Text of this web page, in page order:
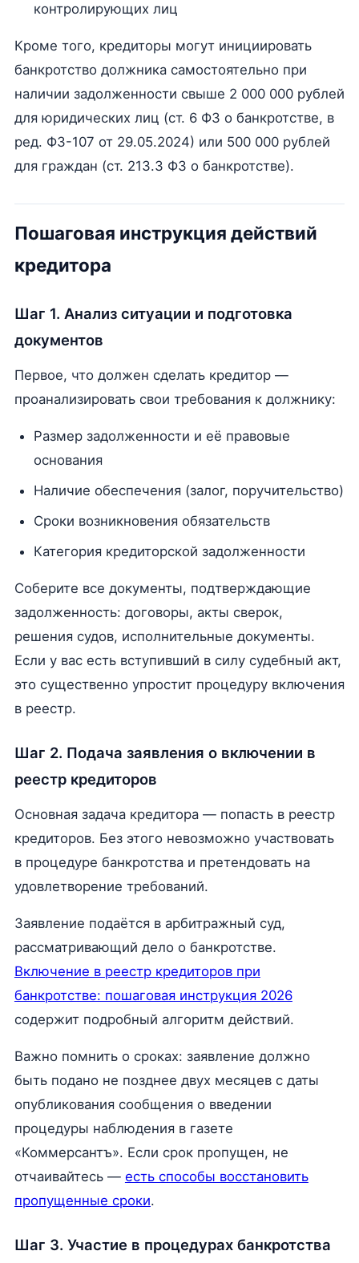
контролирующих лиц
Кроме того, кредиторы могут инициировать
банкротство должника самостоятельно при
наличии задолженности свыше 2 000 000 рублей
для юридических лиц (ст. 6 ФЗ о банкротстве, в
ред. ФЗ-107 от 29.05.2024) или 500 000 рублей
для граждан (ст. 213.3 ФЗ о банкротстве).
Пошаговая инструкция действий
кредитора
Шаг 1. Анализ ситуации и подготовка
документов
Первое, что должен сделать кредитор —
проанализировать свои требования к должнику:
Размер задолженности и её правовые
основания
Наличие обеспечения (залог, поручительство)
Сроки возникновения обязательств
Категория кредиторской задолженности
Соберите все документы, подтверждающие
задолженность: договоры, акты сверок,
решения судов, исполнительные документы.
Если у вас есть вступивший в силу судебный акт,
это существенно упростит процедуру включения
в реестр.
Шаг 2. Подача заявления о включении в
реестр кредиторов
Основная задача кредитора — попасть в реестр
кредиторов. Без этого невозможно участвовать
в процедуре банкротства и претендовать на
удовлетворение требований.
Заявление подаётся в арбитражный суд,
рассматривающий дело о банкротстве.
Включение в реестр кредиторов при
банкротстве: пошаговая инструкция 2026
содержит подробный алгоритм действий.
Важно помнить о сроках: заявление должно
быть подано не позднее двух месяцев с даты
опубликования сообщения о введении
процедуры наблюдения в газете
«Коммерсантъ». Если срок пропущен, не
отчаивайтесь — есть способы восстановить
пропущенные сроки.
Шаг 3. Участие в процедурах банкротства